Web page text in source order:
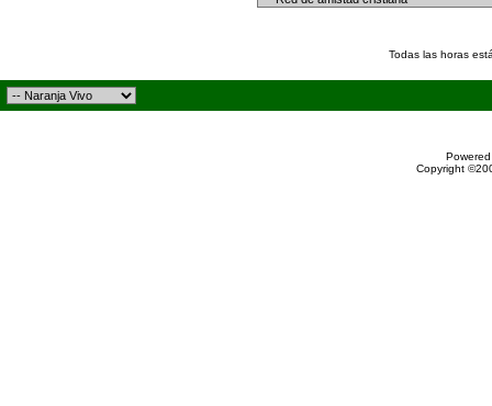
Todas las horas
Copyright